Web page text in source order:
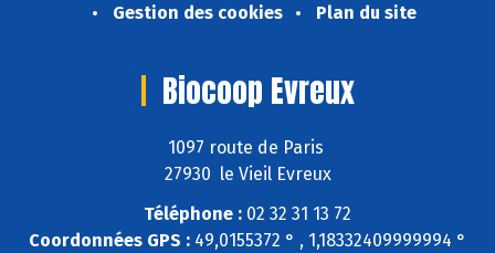
Gestion des cookies
Plan du site
Biocoop Evreux
1097 route de Paris
27930 le Vieil Evreux
Téléphone : 02 32 31 13 72
Coordonnées GPS : 49,0155372 ° , 1,18332409999994 °